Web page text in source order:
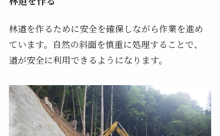
林道を作るために安全を確保しながら作業を進め
ています。自然の斜面を慎重に処理することで、
道が安全に利用できるようになります。